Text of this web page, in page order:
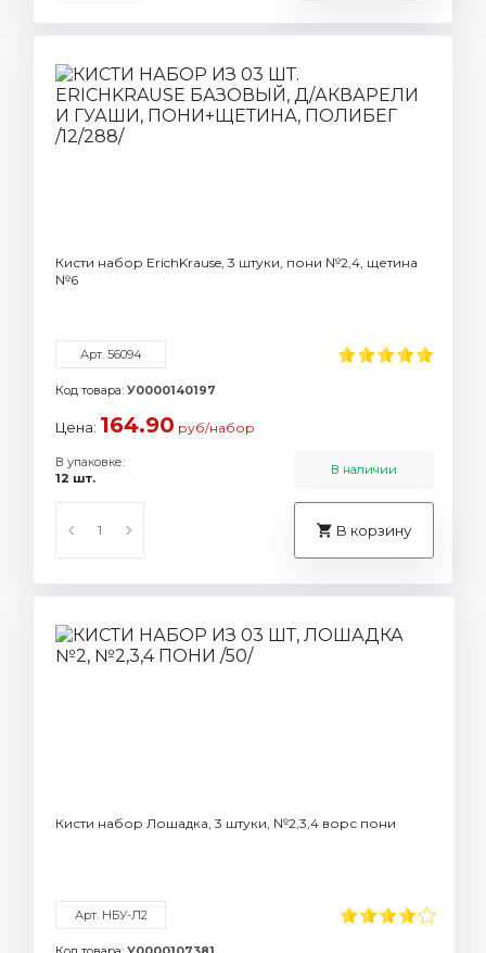
Кисти набор ErichKrause, 3 штуки, пони №2,4, щетина
№6
Арт. 56094
Код товара: У0000140197
Цена: 164.90 руб/набор
В упаковке:
12 шт.
В наличии
В корзину
Кисти набор Лошадка, 3 штуки, №2,3,4 ворс пони
Арт. НБУ-Л2